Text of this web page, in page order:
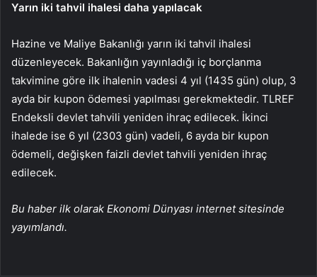
Yarın iki tahvil ihalesi daha yapılacak
Hazine ve Maliye Bakanlığı yarın iki tahvil ihalesi
düzenleyecek. Bakanlığın yayınladığı iç borçlanma
takvimine göre ilk ihalenin vadesi 4 yıl (1435 gün) olup, 3
ayda bir kupon ödemesi yapılması gerekmektedir. TLREF
Endeksli devlet tahvili yeniden ihraç edilecek. İkinci
ihalede ise 6 yıl (2303 gün) vadeli, 6 ayda bir kupon
ödemeli, değişken faizli devlet tahvili yeniden ihraç
edilecek.
Bu haber ilk olarak Ekonomi Dünyası internet sitesinde
yayımlandı.